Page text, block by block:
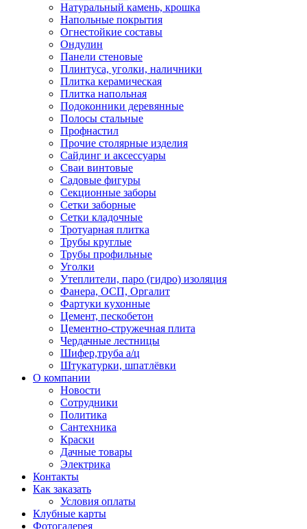
Натуральный камень, крошка
Напольные покрытия
Огнестойкие составы
Ондулин
Панели стеновые
Плинтуса, уголки, наличники
Плитка керамическая
Плитка напольная
Подоконники деревянные
Полосы стальные
Профнастил
Прочие столярные изделия
Сайдинг и аксессуары
Сваи винтовые
Садовые фигуры
Секционные заборы
Сетки заборные
Сетки кладочные
Тротуарная плитка
Трубы круглые
Трубы профильные
Уголки
Утеплители, паро (гидро) изоляция
Фанера, ОСП, Оргалит
Фартуки кухонные
Цемент, пескобетон
Цементно-стружечная плита
Чердачные лестницы
Шифер,труба а/ц
Штукатурки, шпатлёвки
О компании
Новости
Сотрудники
Политика
Сантехника
Краски
Дачные товары
Электрика
Контакты
Как заказать
Условия оплаты
Клубные карты
Фотогалерея